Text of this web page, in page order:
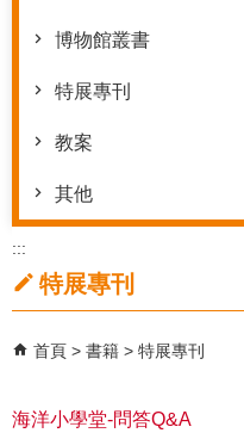
博物館叢書
特展專刊
教案
其他
:::
特展專刊
首頁 書籍 特展專刊
海洋小學堂-問答Q&A